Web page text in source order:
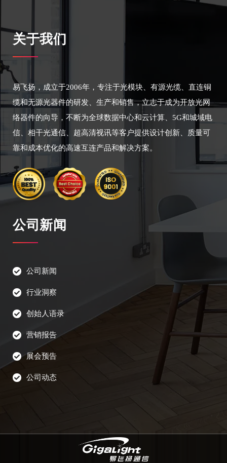
关于我们
易飞扬，成立于2006年，专注于光模块、有源光缆、直连铜
缆和无源光器件的研发、生产和销售，立志于成为开放光网
络器件的向导，不断为全球数据中心和云计算、5G和城域电
信、相干光通信、超高清视讯等客户提供设计创新、质量可
靠和成本优化的高速互连产品和解决方案。
公司新闻
公司新闻
行业洞察
创始人语录
营销报告
展会预告
公司动态